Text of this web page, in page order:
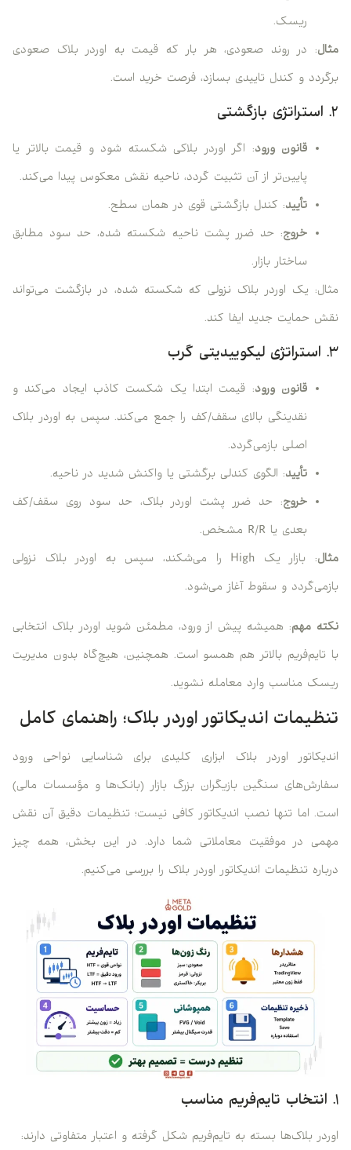
ریسک.
مثال: در روند صعودی، هر بار که قیمت به اوردر بلاک صعودی
برگردد و کندل تاییدی بسازد، فرصت خرید است.
۲. استراتژی بازگشتی
قانون ورود: اگر اوردر بلاکی شکسته شود و قیمت بالاتر یا
پایین‌تر از آن تثبیت گردد، ناحیه نقش معکوس پیدا می‌کند.
تأیید: کندل بازگشتی قوی در همان سطح.
خروج: حد ضرر پشت ناحیه شکسته شده، حد سود مطابق
ساختار بازار.
مثال: یک اوردر بلاک نزولی که شکسته شده، در بازگشت می‌تواند
نقش حمایت جدید ایفا کند.
۳. استراتژی لیکوییدیتی گرب
قانون ورود: قیمت ابتدا یک شکست کاذب ایجاد می‌کند و
نقدینگی بالای سقف/کف را جمع می‌کند. سپس به اوردر بلاک
اصلی بازمی‌گردد.
تأیید: الگوی کندلی برگشتی یا واکنش شدید در ناحیه.
خروج: حد ضرر پشت اوردر بلاک، حد سود روی سقف/کف
بعدی یا R/R مشخص.
مثال
: بازار یک High را می‌شکند، سپس به اوردر بلاک نزولی
بازمی‌گردد و سقوط آغاز می‌شود.
نکته مهم: همیشه پیش از ورود، مطمئن شوید اوردر بلاک انتخابی
با تایم‌فریم بالاتر هم همسو است. همچنین، هیچ‌گاه بدون مدیریت
ریسک مناسب وارد معامله نشوید.
تنظیمات اندیکاتور اوردر بلاک؛ راهنمای کامل
اندیکاتور اوردر بلاک ابزاری کلیدی برای شناسایی نواحی ورود
سفارش‌های سنگین بازیگران بزرگ بازار (بانک‌ها و مؤسسات مالی)
است. اما تنها نصب اندیکاتور کافی نیست؛ تنظیمات دقیق آن نقش
مهمی در موفقیت معاملاتی شما دارد. در این بخش، همه چیز
درباره تنظیمات اندیکاتور اوردر بلاک را بررسی می‌کنیم.
۱. انتخاب تایم‌فریم مناسب
اوردر بلاک‌ها بسته به تایم‌فریم شکل گرفته و اعتبار متفاوتی دارند: